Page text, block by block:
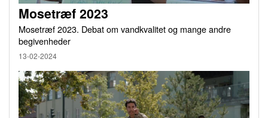
Mosetræf 2023
Mosetræf 2023. Debat om vandkvalitet og mange andre
begivenheder
13-02-2024